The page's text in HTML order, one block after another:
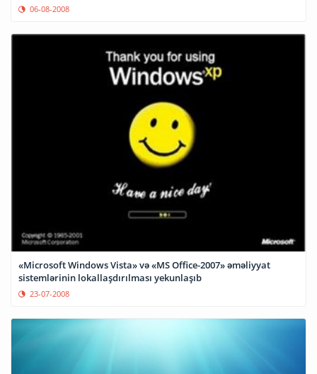
06-08-2008
«Microsoft Windows Vista» və «MS Office-2007» əməliyyat
sistemlərinin lokallaşdırılması yekunlaşıb
23-07-2008